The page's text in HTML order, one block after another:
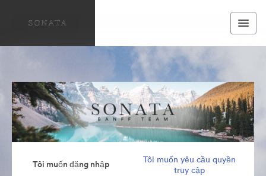
Tôi muốn đăng nhập
Tôi muốn yêu cầu quyền
truy cập